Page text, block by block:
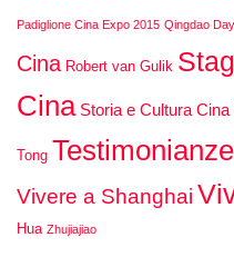
Padiglione Cina Expo 2015 Qingdao
Cina Robert van Gulik
Cina Storia e Cultura Cina
Tong
Vivere a Shanghai
Hua Zhujiajiao